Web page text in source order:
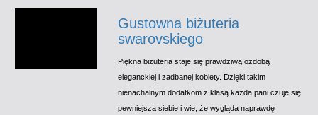
Gustowna biżuteria
swarovskiego
Piękna biżuteria staje się prawdziwą ozdobą
eleganckiej i zadbanej kobiety. Dzięki takim
nienachalnym dodatkom z klasą każda pani czuje się
pewniejsza siebie i wie, że wygląda naprawdę